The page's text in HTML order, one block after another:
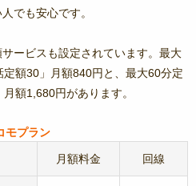
でも安心です。
ービスも設定されています。最大
額30」月額840円と、最大60分定
額1,680円があります。
モプラン
月額料金 回線